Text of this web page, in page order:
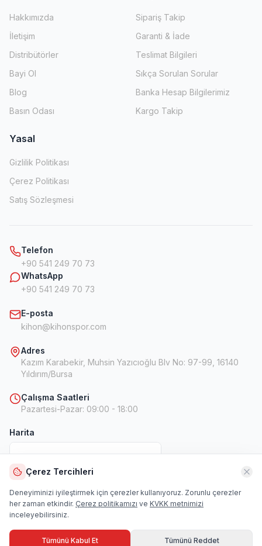
Hakkımızda
İletişim
Distribütörler
Bayi Ol
Blog
Basın Odası
Sipariş Takip
Garanti & İade
Teslimat Bilgileri
Sıkça Sorulan Sorular
Banka Hesap Bilgilerimiz
Kargo Takip
Yasal
Gizlilik Politikası
Çerez Politikası
Satış Sözleşmesi
Telefon
+90 541 249 70 73
WhatsApp
+90 541 249 70 73
E-posta
kihon@kihonspor.com
Adres
Kazım Karabekir, Muhsin Yazıcıoğlu Blv No: 97-99, 16140
Yıldırım/Bursa
Çalışma Saatleri
Pazartesi-Pazar: 09:00 - 18:00
Harita
Harita
Çerez Tercihleri
Deneyiminizi iyileştirmek için çerezler kullanıyoruz. Zorunlu çerezler
her zaman etkindir. Çerez politikamızı ve KVKK metnimizi
inceleyebilirsiniz.
Tümünü Kabul Et Tümünü Reddet